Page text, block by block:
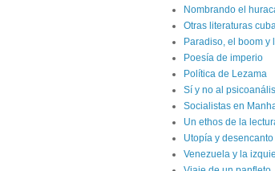
Nombrando el
Otras literaturas
Paradiso, el boom y
Poesía de imperio
Política de Lezama
Sí y no al
Socialistas en
Un ethos de la
Utopía y
Venezuela y la